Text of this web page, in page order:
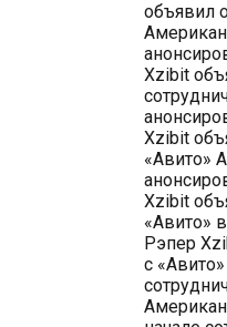
объявил
Xzibit
Xzibit
«Авито»
Xzibit
«Авито»
Рэпер
с